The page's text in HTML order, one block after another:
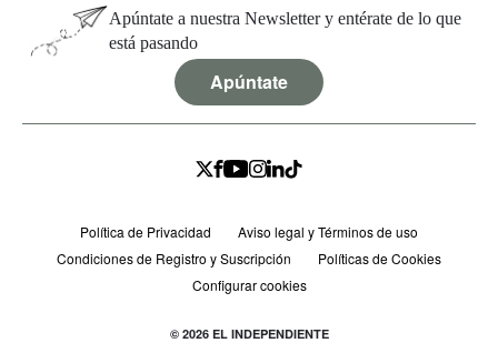
Apúntate a nuestra Newsletter y entérate de lo que
está pasando
Apúntate
Política de Privacidad
Aviso legal y Términos de uso
Condiciones de Registro y Suscripción
Políticas de Cookies
Configurar cookies
© 2026 EL INDEPENDIENTE